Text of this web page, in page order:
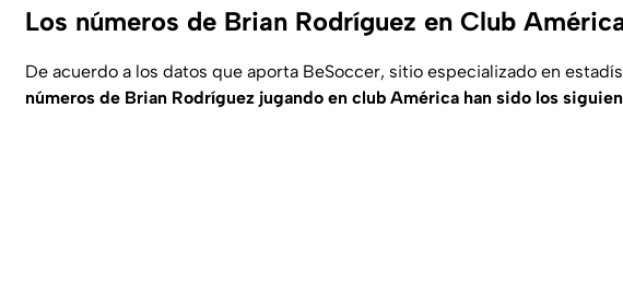
Los números de Brian Rodríguez en Club
De acuerdo a los datos que aporta BeSoccer, sitio especializado en
números de Brian Rodríguez jugando en club América han sido los